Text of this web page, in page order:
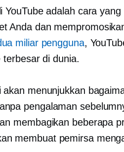
YouTube adalah cara
Anda dan
miliar pengguna,
di dunia.
menunjukkan
pengalaman
membagikan beberapa
membuat pemirsa